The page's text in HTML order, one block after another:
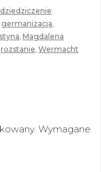
dziedziczenie
germanizacja,
, Magdalena
rozstanie, Wermacht
Wymagane